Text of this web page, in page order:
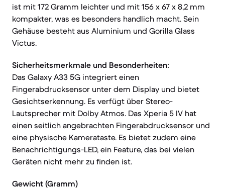
ist mit 172 Gramm leichter und mit 156 x 67 x 8,2 mm
kompakter, was es besonders handlich macht. Sein
Gehäuse besteht aus Aluminium und Gorilla Glass
Victus.
Sicherheitsmerkmale und Besonderheiten:
Das Galaxy A33 5G integriert einen
Fingerabdrucksensor unter dem Display und bietet
Gesichtserkennung. Es verfügt über Stereo-
Lautsprecher mit Dolby Atmos. Das Xperia 5 IV hat
einen seitlich angebrachten Fingerabdrucksensor und
eine physische Kamerataste. Es bietet zudem eine
Benachrichtigungs-LED, ein Feature, das bei vielen
Geräten nicht mehr zu finden ist.
Gewicht (Gramm)